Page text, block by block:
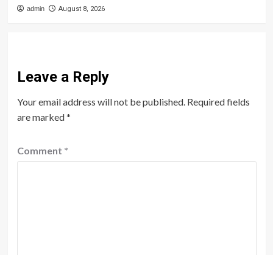
admin August 8, 2026
Leave a Reply
Your email address will not be published. Required fields
are marked*
Comment *